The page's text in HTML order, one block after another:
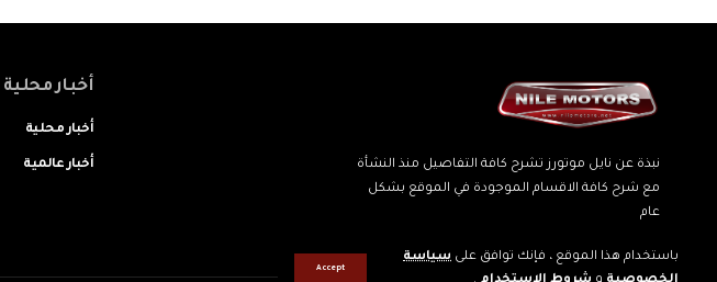
باستخدام هذا الموقع ، فإنك توافق على سياسة
Accept
نبذة عن نايل موتورز تشرح كافة التفاصيل منذ النشأة
مع شرح كافة الاقسام الموجودة في الموقع بشكل
عام
أخبار
أخبار محلية
أخبار عالمية